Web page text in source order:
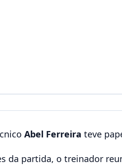
Abel Ferreira teve
da partida, o treinador